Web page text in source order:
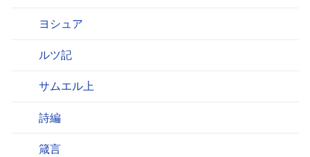
ヨシュア
ルツ記
サムエル上
詩編
箴言